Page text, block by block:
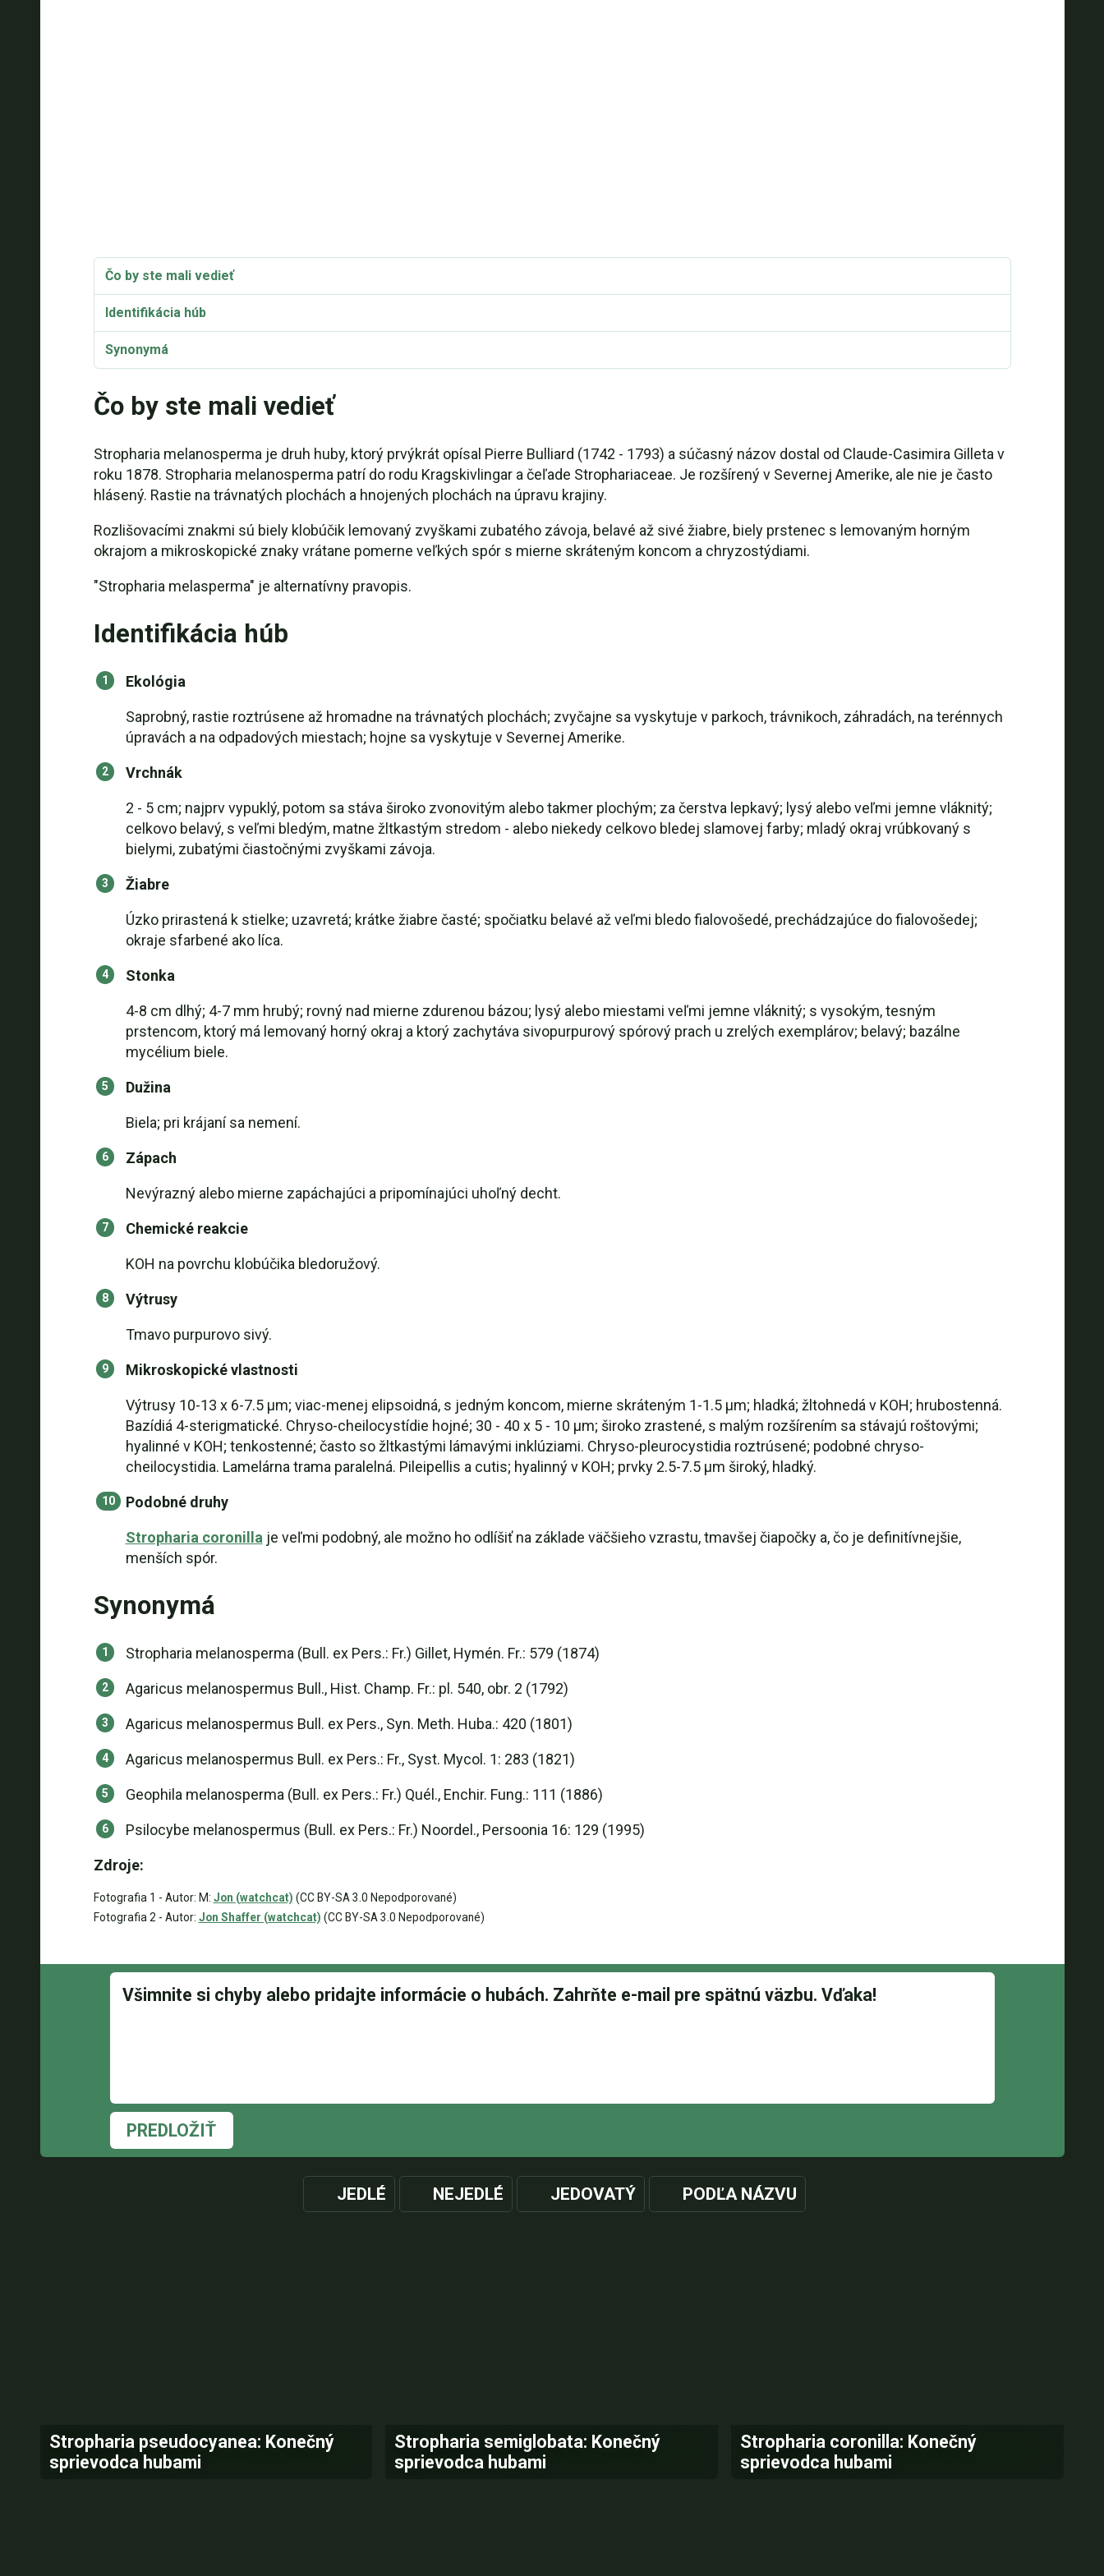
Čo by ste mali vedieť
Identifikácia húb
Synonymá
Čo by ste mali vedieť
Stropharia melanosperma je druh huby, ktorý prvýkrát opísal Pierre Bulliard (1742 - 1793) a súčasný názov dostal od Claude-Casimira Gilleta v
roku 1878. Stropharia melanosperma patrí do rodu Kragskivlingar a čeľade Strophariaceae. Je rozšírený v Severnej Amerike, ale nie je často
hlásený. Rastie na trávnatých plochách a hnojených plochách na úpravu krajiny.
Rozlišovacími znakmi sú biely klobúčik lemovaný zvyškami zubatého závoja, belavé až sivé žiabre, biely prstenec s lemovaným horným
okrajom a mikroskopické znaky vrátane pomerne veľkých spór s mierne skráteným koncom a chryzostýdiami.
"Stropharia melasperma" je alternatívny pravopis.
Identifikácia húb
Ekológia
Saprobný, rastie roztrúsene až hromadne na trávnatých plochách; zvyčajne sa vyskytuje v parkoch, trávnikoch, záhradách, na terénnych
úpravách a na odpadových miestach; hojne sa vyskytuje v Severnej Amerike.
Vrchnák
2 - 5 cm; najprv vypuklý, potom sa stáva široko zvonovitým alebo takmer plochým; za čerstva lepkavý; lysý alebo veľmi jemne vláknitý;
celkovo belavý, s veľmi bledým, matne žltkastým stredom - alebo niekedy celkovo bledej slamovej farby; mladý okraj vrúbkovaný s
bielymi, zubatými čiastočnými zvyškami závoja.
Žiabre
Úzko prirastená k stielke; uzavretá; krátke žiabre časté; spočiatku belavé až veľmi bledo fialovošedé, prechádzajúce do fialovošedej;
okraje sfarbené ako líca.
Stonka
4-8 cm dlhý; 4-7 mm hrubý; rovný nad mierne zdurenou bázou; lysý alebo miestami veľmi jemne vláknitý; s vysokým, tesným
prstencom, ktorý má lemovaný horný okraj a ktorý zachytáva sivopurpurový spórový prach u zrelých exemplárov; belavý; bazálne
mycélium biele.
Dužina
Biela; pri krájaní sa nemení.
Zápach
Nevýrazný alebo mierne zapáchajúci a pripomínajúci uhoľný decht.
Chemické reakcie
KOH na povrchu klobúčika bledoružový.
Výtrusy
Tmavo purpurovo sivý.
Mikroskopické vlastnosti
Výtrusy 10-13 x 6-7.5 µm; viac-menej elipsoidná, s jedným koncom, mierne skráteným 1-1.5 µm; hladká; žltohnedá v KOH; hrubostenná.
Bazídiá 4-sterigmatické. Chryso-cheilocystídie hojné; 30 - 40 x 5 - 10 µm; široko zrastené, s malým rozšírením sa stávajú roštovými;
hyalinné v KOH; tenkostenné; často so žltkastými lámavými inklúziami. Chryso-pleurocystidia roztrúsené; podobné chryso-
cheilocystidia. Lamelárna trama paralelná. Pileipellis a cutis; hyalinný v KOH; prvky 2.5-7.5 µm široký, hladký.
Podobné druhy
Stropharia coronilla je veľmi podobný, ale možno ho odlíšiť na základe väčšieho vzrastu, tmavšej čiapočky a, čo je definitívnejšie,
menších spór.
Synonymá
Stropharia melanosperma (Bull. ex Pers.: Fr.) Gillet, Hymén. Fr.: 579 (1874)
Agaricus melanospermus Bull., Hist. Champ. Fr.: pl. 540, obr. 2 (1792)
Agaricus melanospermus Bull. ex Pers., Syn. Meth. Huba.: 420 (1801)
Agaricus melanospermus Bull. ex Pers.: Fr., Syst. Mycol. 1: 283 (1821)
Geophila melanosperma (Bull. ex Pers.: Fr.) Quél., Enchir. Fung.: 111 (1886)
Psilocybe melanospermus (Bull. ex Pers.: Fr.) Noordel., Persoonia 16: 129 (1995)
Zdroje:
Fotografia 1 - Autor: M: Jon (watchcat) (CC BY-SA 3.0 Nepodporované)
Fotografia 2 - Autor: Jon Shaffer (watchcat) (CC BY-SA 3.0 Nepodporované)
PREDLOŽIŤ
JEDLÉ NEJEDLÉ JEDOVATÝ PODĽA NÁZVU
Stropharia pseudocyanea: Konečný
sprievodca hubami
Stropharia semiglobata: Konečný
sprievodca hubami
Stropharia coronilla: Konečný
sprievodca hubami